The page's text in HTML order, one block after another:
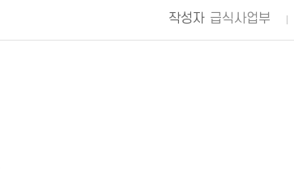
작성자 급식사업부